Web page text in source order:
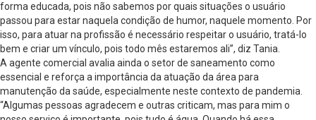
forma educada, pois não sabemos por quais situações o usuário
passou para estar naquela condição de humor, naquele momento. Por
isso, para atuar na profissão é necessário respeitar o usuário, tratá-lo
bem e criar um vínculo, pois todo mês estaremos ali”, diz Tania.
A agente comercial avalia ainda o setor de saneamento como
essencial e reforça a importância da atuação da área para
manutenção da saúde, especialmente neste contexto de pandemia.
“Algumas pessoas agradecem e outras criticam, mas para mim o